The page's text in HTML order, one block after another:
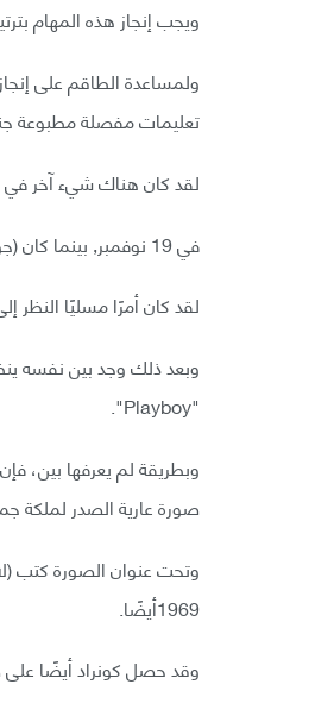
ويجب إنجاز هذه المهام
ولمساعدة الطاقم على
تعليمات مفصلة مطبوعة
لقد كان هناك شيء آخر في
في 19 نوفمبر, بينما كان (جوردون–Gordon) يدور حول القمر كان بين وكونراد قد هبطا إلى سطح القمر.
لقد كان أمرًا مسليًا النظر
وبعد ذلك وجد بين نفسه
"Playboy".
صورة عارية الصدر لملكة
وتحت عنوان الصورة كتب
1969أيضًا.
وقد حصل كونراد أيضًا على